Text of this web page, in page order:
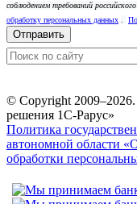
соблюдением требований
обработку персональных данных
Отправить
© Copyright 2009–2026.
решения 1С-Рарус»
Политика
автономной области
обработки